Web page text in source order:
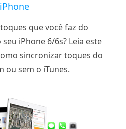
iPhone
que você faz do
iPhone 6/6s? Leia este
sincronizar toques do
ou sem o iTunes.